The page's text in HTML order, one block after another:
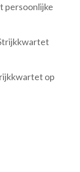
persoonlijke
op